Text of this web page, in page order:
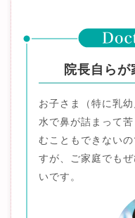
院長自らが
お子さま（特に乳
水で鼻が詰まって
むこともできない
すが、ご家庭でも
いです。